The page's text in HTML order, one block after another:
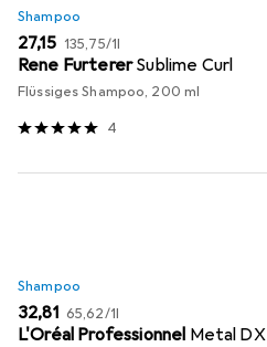
Shampoo
EUR
27,15 EUR
135,75/1l
Rene FurtererSublime Curl
Flüssiges Shampoo, 200 ml
4
Shampoo
EUR
32,81 EUR
65,62/1l
L'Oréal Professionnel Metal DX